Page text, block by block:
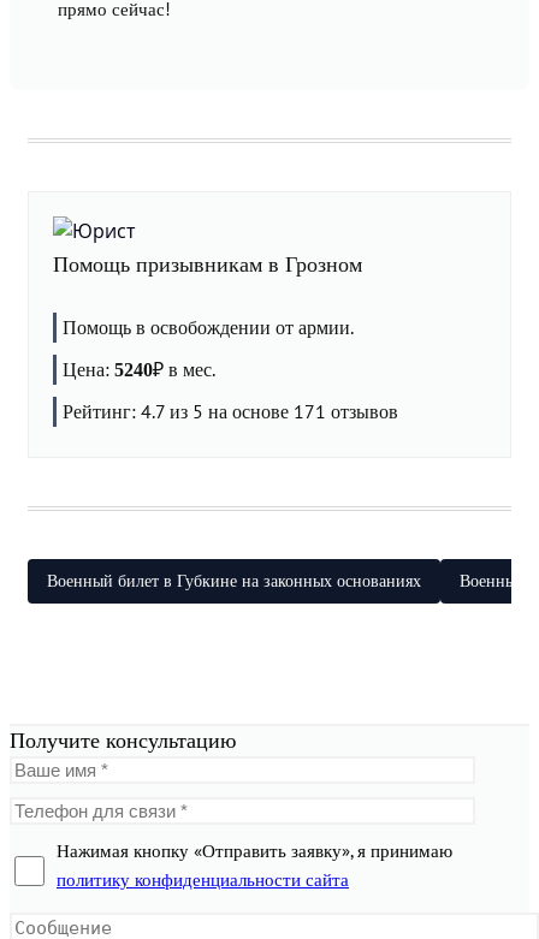
прямо сейчас!
Помощь призывникам в Грозном
Помощь в освобождении от армии.
Цена: 5240₽ в мес.
Рейтинг: 4.7 из 5 на основе 171 отзывов
Военный билет в Губкине на законных основаниях Военный
Получите консультацию
Нажимая кнопку «Отправить заявку», я принимаю
политику конфиденциальности сайта